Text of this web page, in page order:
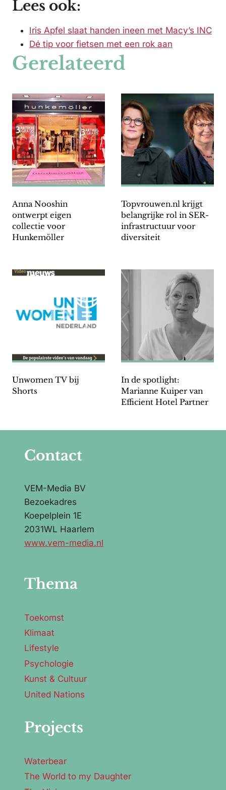
Lees ook:
Iris Apfel slaat handen ineen met Macy’s INC
Dé tip voor fietsen met een rok aan
Gerelateerd
Anna Nooshin
ontwerpt eigen
collectie voor
Hunkemöller
Topvrouwen.nl krijgt
belangrijke rol in SER-
infrastructuur voor
diversiteit
Unwomen TV bij
Shorts
In de spotlight:
Marianne Kuiper van
Efficient Hotel Partner
Contact
VEM-Media BV
Bezoekadres
Koepelplein 1E
2031WL Haarlem
www.vem-media.nl
Thema
Toekomst
Klimaat
Lifestyle
Psychologie
Kunst & Cultuur
United Nations
Projects
Waterbear
The World to my Daughter